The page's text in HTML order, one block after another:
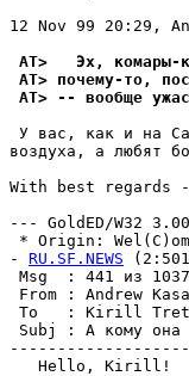
12 Nov 99 20:29,
AT>   Эх, комаpы-
AT> почему-то,
AT> -- вообще
У вас, как и на
воздуха, а любят
With best regards -
--- GoldED/W32
* Origin:
- RU.SF.NEWS
Msg  :
From : Andrew
To   : Kirill
Subj : А
   Hello, Kirill!